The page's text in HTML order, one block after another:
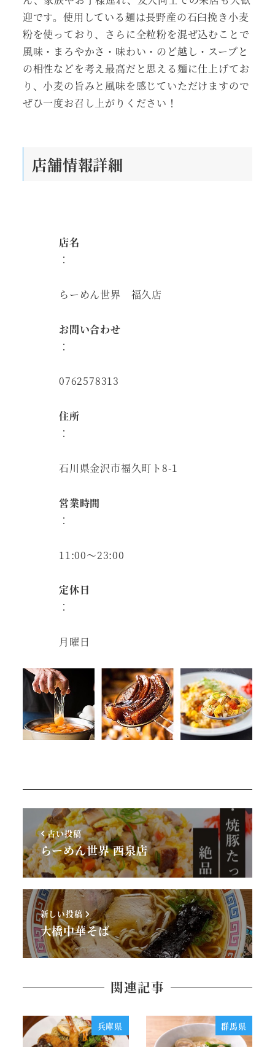
迎です。使用している麺は長野産の石臼挽き小麦
粉を使っており、さらに全粒粉を混ぜ込むことで
風味・まろやかさ・味わい・のど越し・スープと
の相性などを考え最高だと思える麺に仕上げてお
り、小麦の旨みと風味を感じていただけますので
ぜひ一度お召し上がりください！
店舗情報詳細
店名
：
らーめん世界 福久店
お問い合わせ
：
0762578313
住所
：
石川県金沢市福久町ト8-1
営業時間
：
11:00～23:00
定休日
：
月曜日
古い投稿
らーめん世界 西泉店
新しい投稿
大橋中華そば
関連記事
兵庫県 群馬県